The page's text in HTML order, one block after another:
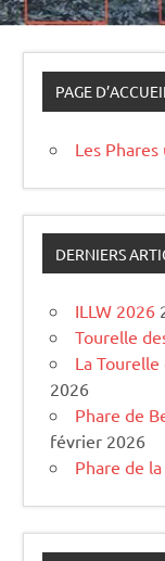
PAGE D’ACCUEIL
Les Phares
DERNIERS
ILLW 2026
Tourelle
La
2026
Phare de
février 2026
Phare de